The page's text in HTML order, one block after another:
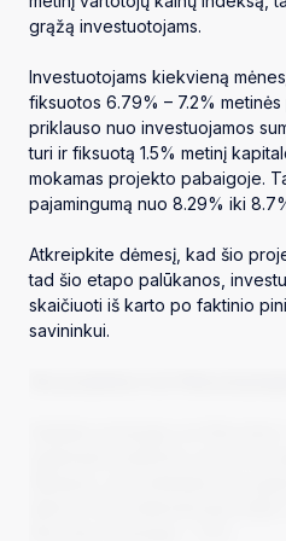
grąžą investuotojams.
Investuotojams kiekvieną
fiksuotos 6.79% – 7.2%
priklauso nuo investuojamos
turi ir fiksuotą 1.5% metinį
mokamas projekto pabaigoje.
pajamingumą nuo 8.29% iki
Atkreipkite dėmesį, kad šio
tad šio etapo palūkanos,
skaičiuoti iš karto po faktinio
savininkui.